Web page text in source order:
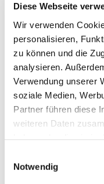
Diese Webseite
Wir verwenden
personalisieren,
zu können und die
analysieren.
Verwendung unserer
soziale Medien,
Partner führen diese
weiteren Daten
Datenschutz
Notwendig
gesamte
in
internationalen
und die formale
Ebene der
Zulieferer
für Kunden, die
Cybersicherheit
Produktebene
alle